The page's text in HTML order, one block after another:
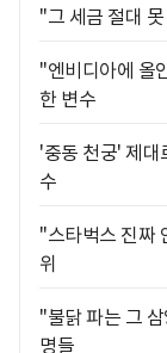
"그 세금 절대
"엔비디아에 올
한 변수
'중동 천궁' 제
수
"스타벅스 진짜
위
"불닭 파는 그
명들